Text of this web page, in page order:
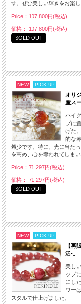
す。ぜひ美しい輝きをお楽し
Price：107,800円(税込)
価格： 107,800円(税込)
SOLD OUT
NEW PICK UP
オリ
産ス
ハイ
プに
げた
的な
希少です。特に、光に当た
を高め、心を奪われてしまい
Price：71,297円(税込)
価格： 71,297円(税込)
SOLD OUT
NEW PICK UP
【再
活-」
美し
ップ
にし
ワー
スタルで仕上げました。